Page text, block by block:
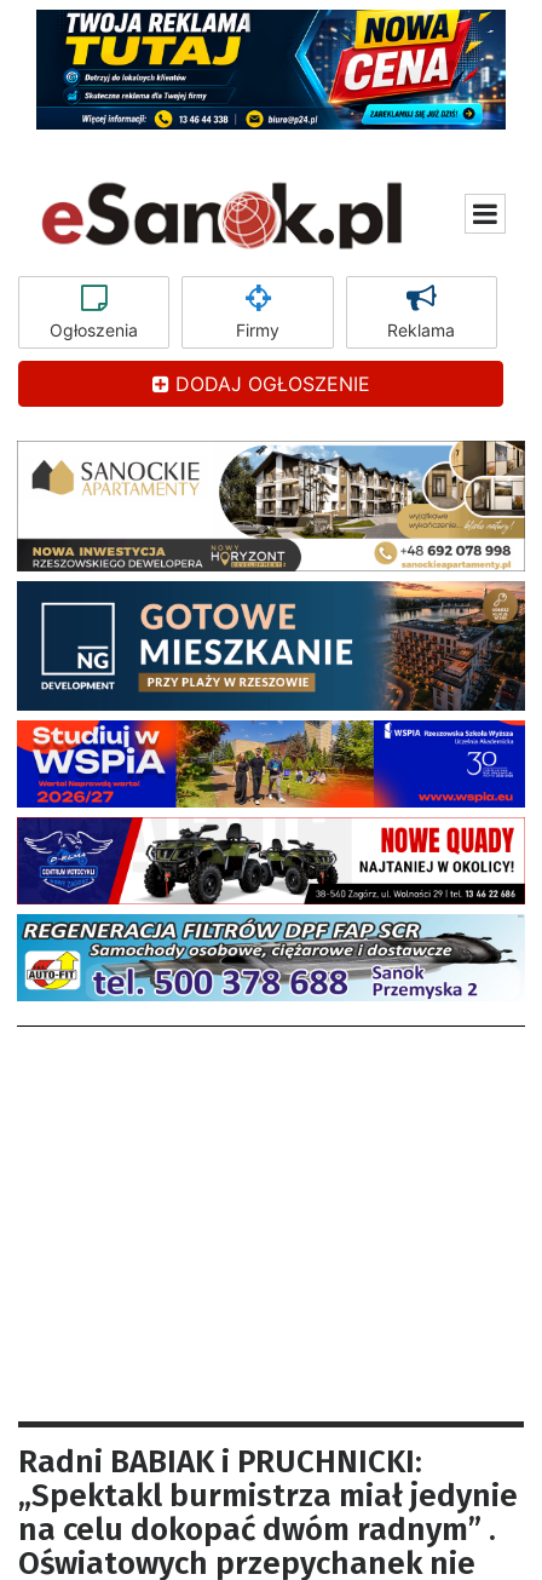
Ogłoszenia Firmy Reklama
DODAJ OGŁOSZENIE
Radni BABIAK i PRUCHNICKI:
„Spektakl burmistrza miał jedynie
na celu dokopać dwóm radnym” .
Oświatowych przepychanek nie